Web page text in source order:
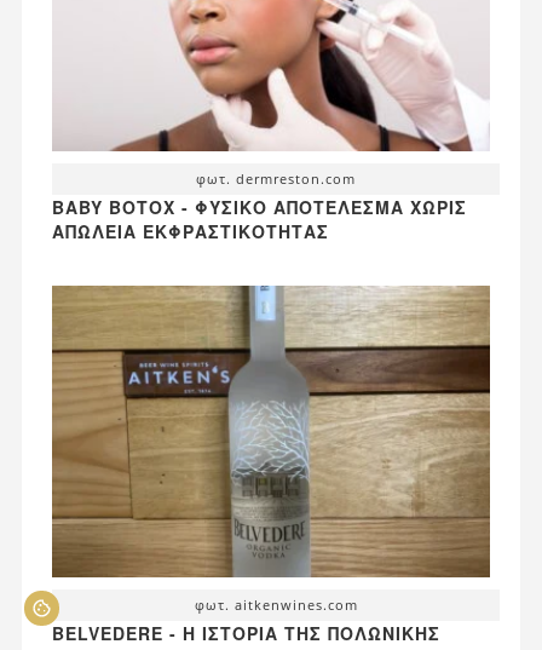
φωτ. dermreston.com
BABY BOTOX - ΦΥΣΙΚΌ ΑΠΟΤΈΛΕΣΜΑ ΧΩΡΊΣ
ΑΠΏΛΕΙΑ ΕΚΦΡΑΣΤΙΚΌΤΗΤΑΣ
φωτ. aitkenwines.com
BELVEDERE - Η ΙΣΤΟΡΊΑ ΤΗΣ ΠΟΛΩΝΙΚΉΣ